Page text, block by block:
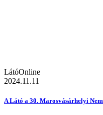
LátóOnline
2024.11.11
A Látó a 30. Marosvásárhelyi